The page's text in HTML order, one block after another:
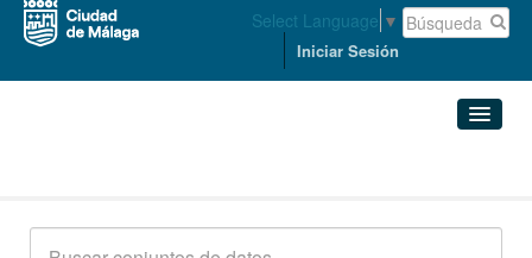
Select Language ▼
Iniciar Sesión